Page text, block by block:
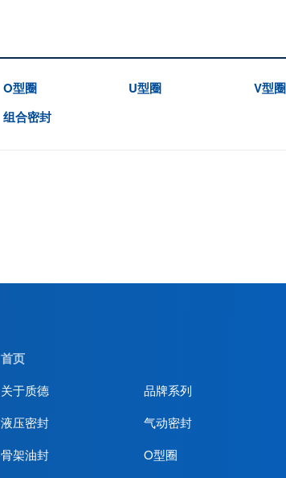
O型圈 U型圈 V型圈
组合密封
首页
关于质德
品牌系列
液压密封
气动密封
骨架油封
O型圈